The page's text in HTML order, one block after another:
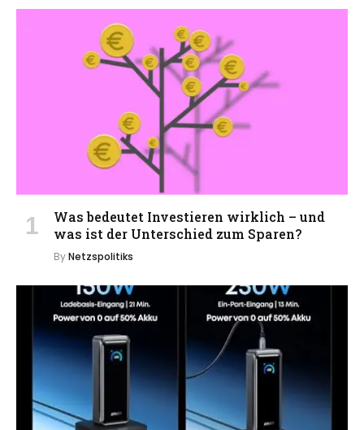
Was bedeutet Investieren wirklich – und
was ist der Unterschied zum Sparen?
ByNetzspolitiks